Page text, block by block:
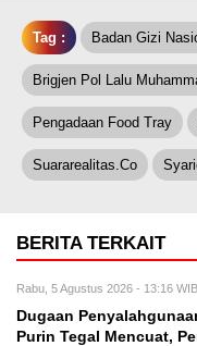
Tag : Badan Gizi
Brigjen Pol Lalu
Pengadaan Food Tray
Suararealitas.co
BERITA TERKAIT
Rabu, 5 Agustus 2026 - 13:16 WIB
‎Dugaan
Purin Tegal Mencuat,